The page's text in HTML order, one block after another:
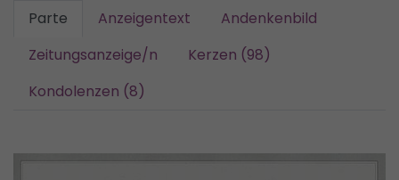
Parte Anzeigentext
Andenkenbild
Zeitungsanzeige/n
Kerzen (98)
Kondolenzen (8)